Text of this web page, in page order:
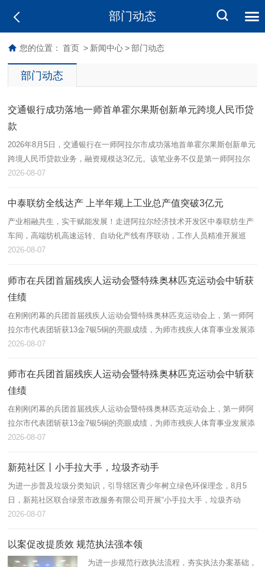
部门动态
您的位置： 首页 > 新闻中心 > 部门动态
部门动态
交通银行成功落地一师首单霍尔果斯创新单元跨境人民币贷
款
2026年8月5日，交通银行在一师阿拉尔市成功落地首单霍尔果斯创新单元
跨境人民币贷款业务，融资规模达3亿元。该笔业务不仅是第一师阿拉尔
市首单跨境流动资金贷款，也标志着跨境金融产品在本地金融功能区取得
2026-08-07
中泰联纺全线达产 上半年规上工业总产值突破3亿元
产业相融共生，实干赋能发展！走进阿拉尔经济技术开发区中泰联纺生产
车间，高端纺机高速运转、自动化产线有序联动，工作人员精准开展巡
检、落纱、品控等作业，呈现出蓬勃向上的发展态势。中泰联纺依托兵地
2026-08-07
师市在兵团首届残疾人运动会暨特殊奥林匹克运动会中斩获
佳绩
在刚刚闭幕的兵团首届残疾人运动会暨特殊奥林匹克运动会上，第一师阿
拉尔市代表团斩获13金7银5铜的亮眼成绩，为师市残疾人体育事业发展添
上浓墨重彩的一笔。
2026-08-07
师市在兵团首届残疾人运动会暨特殊奥林匹克运动会中斩获
佳绩
在刚刚闭幕的兵团首届残疾人运动会暨特殊奥林匹克运动会上，第一师阿
拉尔市代表团斩获13金7银5铜的亮眼成绩，为师市残疾人体育事业发展添
上浓墨重彩的一笔。
2026-08-07
新苑社区丨小手拉大手，垃圾齐动手
为进一步普及垃圾分类知识，引导辖区青少年树立绿色环保理念，8月5
日，新苑社区联合绿景市政服务有限公司开展“小手拉大手，垃圾齐动
手”垃圾分类主题宣讲活动，辖区60余名青少年及家长积极参与。
2026-08-07
以案促改提质效 规范执法强本领
为进一步规范行政执法流程，夯实执法办案基础，